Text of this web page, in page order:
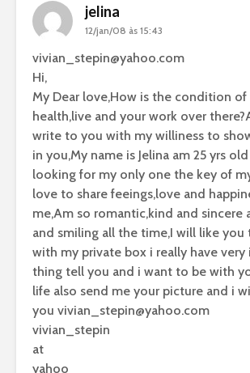
jelina
12/jan/08 às 15:43
vivian_stepin@yahoo.com
Hi,
My Dear love,How is the condition of
health,live and your work over
write to you with my williness to
in you,My name is Jelina am 25 yrs
looking for my only one the key of
love to share feeings,love and
me,Am so romantic,kind and sincere
and smiling all the time,I will like you
with my private box i really have
thing tell you and i want to be with
life also send me your picture and i
you vivian_stepin@yahoo.com
vivian_stepin
at
yahoo